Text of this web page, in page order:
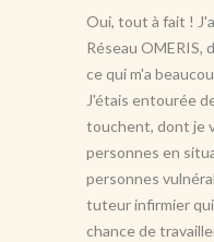
Oui, tout à fait !
Réseau OMERIS,
ce qui m'a
J'étais entourée
touchent, dont je
personnes en
personnes
tuteur infirmier qui
chance de